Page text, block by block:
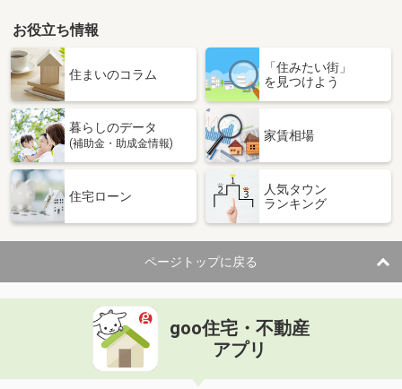
お役立ち情報
住まいのコラム
「住みたい街」
を見つけよう
暮らしのデータ
(補助金・助成金情報)
家賃相場
住宅ローン
人気タウン
ランキング
ページトップに戻る
goo住宅・不動産
アプリ